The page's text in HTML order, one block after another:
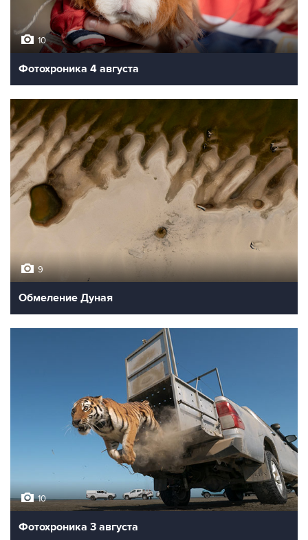
10
Фотохроника 4 августа
9
Обмеление Дуная
10
Фотохроника 3 августа